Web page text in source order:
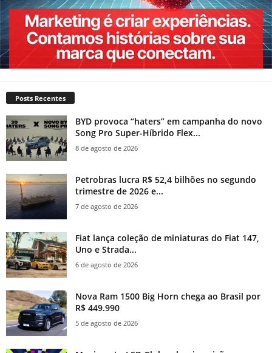
Posts Recentes
BYD provoca “haters” em campanha do novo
Song Pro Super-Híbrido Flex...
8 de agosto de 2026
Petrobras lucra R$ 52,4 bilhões no segundo
trimestre de 2026 e...
7 de agosto de 2026
Fiat lança coleção de miniaturas do Fiat 147,
Uno e Strada...
6 de agosto de 2026
Nova Ram 1500 Big Horn chega ao Brasil por
R$ 449.990
5 de agosto de 2026